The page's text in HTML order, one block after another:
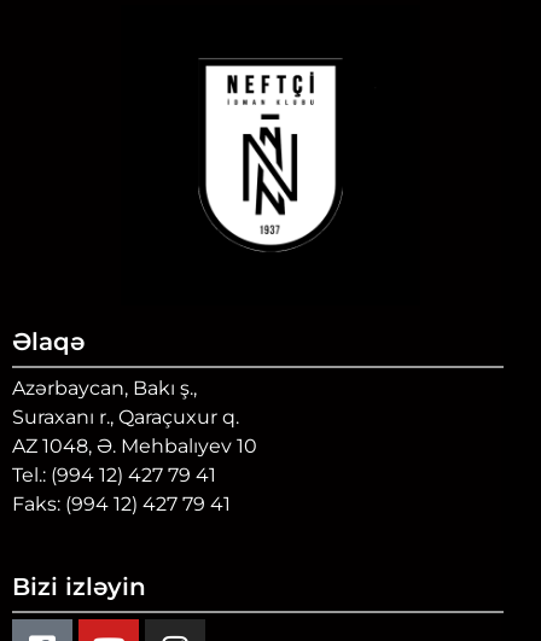
Əlaqə
Azərbaycan, Bakı ş.,
Suraxanı r., Qaraçuxur q.
AZ 1048, Ə. Mehbalıyev 10
Tel.: (994 12) 427 79 41
Faks: (994 12) 427 79 41
Bizi izləyin